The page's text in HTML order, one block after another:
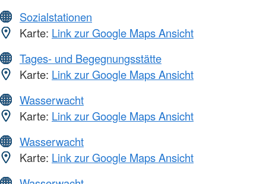
Sozialstationen
Karte: Link zur Google Maps Ansicht
Tages- und Begegnungsstätte
Karte: Link zur Google Maps Ansicht
Wasserwacht
Karte: Link zur Google Maps Ansicht
Wasserwacht
Karte: Link zur Google Maps Ansicht